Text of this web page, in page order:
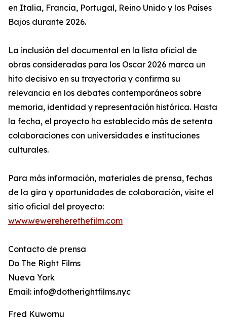
en Italia, Francia, Portugal, Reino Unido y los Países
Bajos durante 2026.
La inclusión del documental en la lista oficial de
obras consideradas para los Oscar 2026 marca un
hito decisivo en su trayectoria y confirma su
relevancia en los debates contemporáneos sobre
memoria, identidad y representación histórica. Hasta
la fecha, el proyecto ha establecido más de setenta
colaboraciones con universidades e instituciones
culturales.
Para más información, materiales de prensa, fechas
de la gira y oportunidades de colaboración, visite el
sitio oficial del proyecto:
www.wewereherethefilm.com
Contacto de prensa
Do The Right Films
Nueva York
Email: info@dotherightfilms.nyc
Fred Kuwornu